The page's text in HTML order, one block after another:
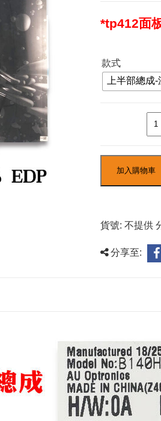
*tp412面
款式
上半部總成
加入購物車
貨號:不提供
分享至: